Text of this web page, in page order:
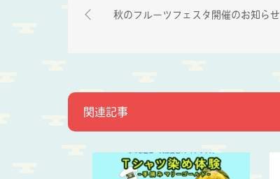
秋のフルーツフェスタ開催のお知らせ
関連記事